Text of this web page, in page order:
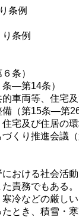
条例
条例
条）
―第14条）
車両等、住宅
（第15条―第26
宅及び住居の環
くり推進会議（
おける社会活
責務でもある。
冷などの厳し
とき、積雪・